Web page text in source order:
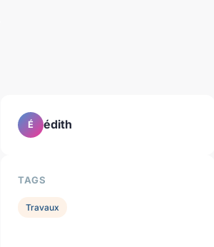
É édith
TAGS
Travaux